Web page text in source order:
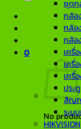
0
No
ชุดก
กล้อ
กล้อ
กล้อ
เครื่
เครื่
เครื่
ประ
สัญ
ระบ
HIKVISION